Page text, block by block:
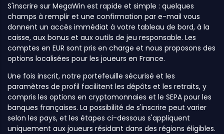
S'inscrire sur MegaWin est rapide et simple : quelques
champs à remplir et une confirmation par e-mail vous
donnent un accès immédiat à votre tableau de bord, à la
caisse, aux bonus et aux outils de jeu responsable. Les
comptes en EUR sont pris en charge et nous proposons des
options localisées pour les joueurs en France.
Une fois inscrit, notre portefeuille sécurisé et les
paramètres de profil facilitent les dépôts et les retraits, y
compris les options en cryptomonnaies et le SEPA pour les
banques françaises. La possibilité de s'inscrire peut varier
selon les pays, et les étapes ci-dessous s'appliquent
uniquement aux joueurs résidant dans des régions éligibles.